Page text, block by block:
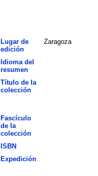
Lugar de
edición
Zaragoza
Idioma del
resumen
Título de la
colección
Fascículo
de la
colección
ISBN
Expedición